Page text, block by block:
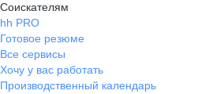
Соискателям
hh PRO
Готовое резюме
Все сервисы
Хочу у вас работать
Производственный календарь